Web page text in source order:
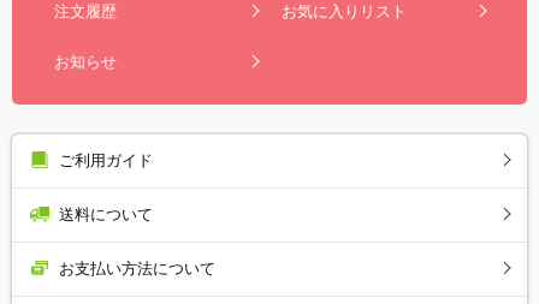
注文履歴 お気に入りリスト
お知らせ
ご利用ガイド
送料について
お支払い方法について